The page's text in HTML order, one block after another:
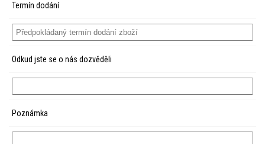
Termín dodání
Odkud jste se o nás dozvěděli
Poznámka